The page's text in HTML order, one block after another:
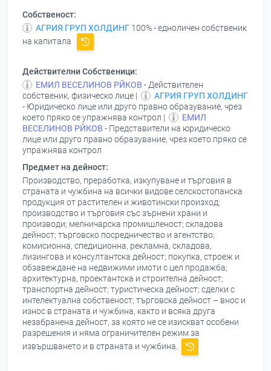
Собственост:
АГРИЯ ГРУП ХОЛДИНГ 100% - едноличен собственик
на капитала
Действителни Собственици:
ЕМИЛ ВЕСЕЛИНОВ РЙКОВ - Действителен
собственик, физическо лице |
АГРИЯ ГРУП ХОЛДИНГ
- Юридическо лице или друго правно образувание, чрез
което пряко се упражнява контрол |
ЕМИЛ
ВЕСЕЛИНОВ РЙКОВ - Представители на юридическо
лице или друго правно образувание, чрез което пряко се
упражнява контрол
Предмет на дейност:
Производство, преработка, изкупуване и търговия в
страната и чужбина на всички видове селскостопанска
продукция от растителен и животински произход;
производство и търговия със зърнени храни и
производи; мелничарска промишленост; складова
дейност; търговско посредничество и агентство;
комисионна, спедиционна, рекламна, складова,
лизингова и консултантска дейност; покупка, строеж и
обзавеждане на недвижими имоти с цел продажба;
архитектурна, проектантска и строителна дейност;
транспортна дейност; туристическа дейност; сделки с
интелектуална собственост; търговска дейност – внос и
износ в страната и чужбина, както и всяка друга
незабранена дейност, за която не се изискват особени
разрешения и няма ограничителен режим за
извършването и в страната и чужбина.